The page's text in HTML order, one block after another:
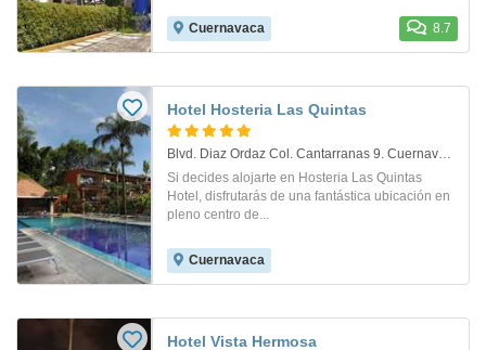
Cuernavaca 8.7
Hotel Hosteria Las Quintas
Blvd. Diaz Ordaz Col. Cantarranas 9. Cuernavaca
Si decides alojarte en Hosteria Las Quintas
Hotel, disfrutarás de una fantástica ubicación en
pleno centro de...
Cuernavaca
Hotel Vista Hermosa